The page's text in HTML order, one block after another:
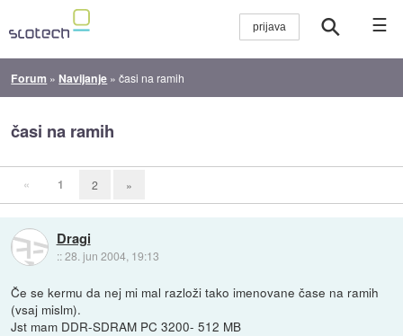
☰
Forum » Navijanje »časi na ramih
časi na ramih
« 1 2 »
Dragi
::28. jun 2004, 19:13
Če se kermu da nej mi mal razloži tako imenovane čase na ramih
(vsaj mislm).
Jst mam DDR-SDRAM PC 3200- 512 MB